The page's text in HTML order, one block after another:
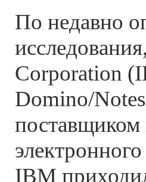
По недавно
Corporation
Domino/
поставщиком
IBM